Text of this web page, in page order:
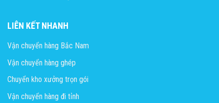
LIÊN KẾT NHANH
Vận chuyển hàng Bắc Nam
Vận chuyển hàng ghép
Chuyển kho xưởng trọn gói
Vận chuyển hàng đi tỉnh